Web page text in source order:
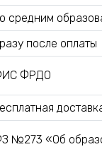
средним
после оплаты
ФРДО
№273 «Об